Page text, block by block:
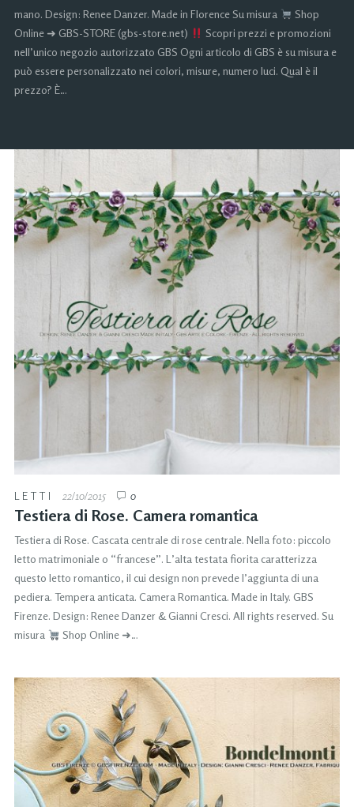
mano. Design: Renee Danzer. Made in Florence Su misura
Shop
Online ➜ GBS-STORE (gbs-store.net)
Scopri prezzi e promozioni
nell’unico negozio autorizzato GBS Ogni articolo di GBS è su misura e
può essere personalizzato nei colori, misure, numero luci. Qual è il
prezzo? È…
LETTI 22/10/2015 0
Testiera di Rose. Camera romantica
Testiera di Rose. Cascata centrale di rose centrale. Nella foto: piccolo
letto matrimoniale o “francese”. L’alta testata fiorita caratterizza
questo letto romantico, il cui design non prevede l’aggiunta di una
pediera. Tempera anticata. Camera Romantica. Made in Italy. GBS
Firenze. Design: Renee Danzer & Gianni Cresci. All rights reserved. Su
misura
Shop Online ➜…